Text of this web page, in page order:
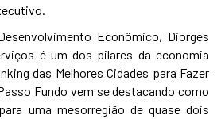
Econômico, Diorges
é um dos pilares da economia
das Melhores Cidades para Fazer
Fundo vem se destacando como
uma mesorregião de quase dois